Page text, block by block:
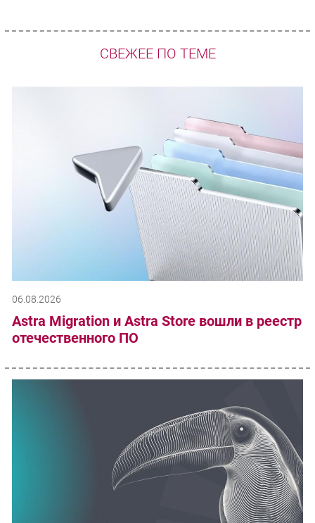
СВЕЖЕЕ ПО ТЕМЕ
06.08.2026
Astra Migration и Astra Store вошли в реестр
отечественного ПО